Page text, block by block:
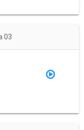
03